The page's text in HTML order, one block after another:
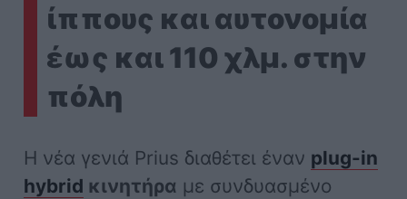
ίππους και αυτονομία
έως και 110 χλμ. στην
πόλη
Η νέα γενιά Prius διαθέτει έναν plug-in
hybrid κινητήρα με συνδυασμένο